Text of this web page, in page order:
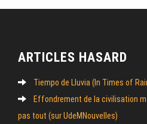
ARTICLES HASARD
Tiempo de Lluvia (In Times of
Effondrement de la civilisation
pas tout (sur UdeMNouvelles)